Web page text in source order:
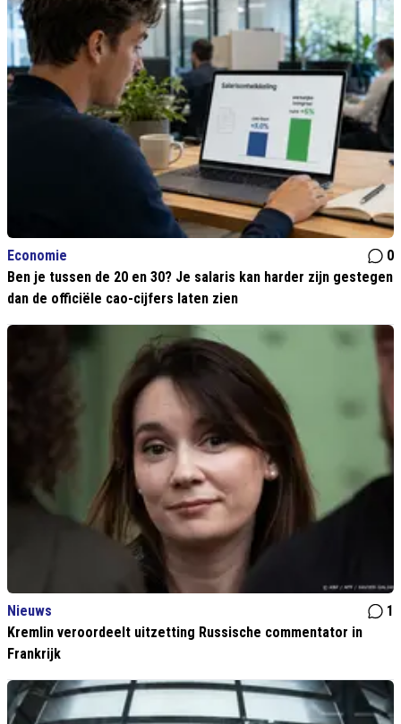
Economie
0
Ben je tussen de 20 en 30? Je salaris kan harder zijn gestegen
dan de officiële cao-cijfers laten zien
Nieuws
1
Kremlin veroordeelt uitzetting Russische commentator in
Frankrijk